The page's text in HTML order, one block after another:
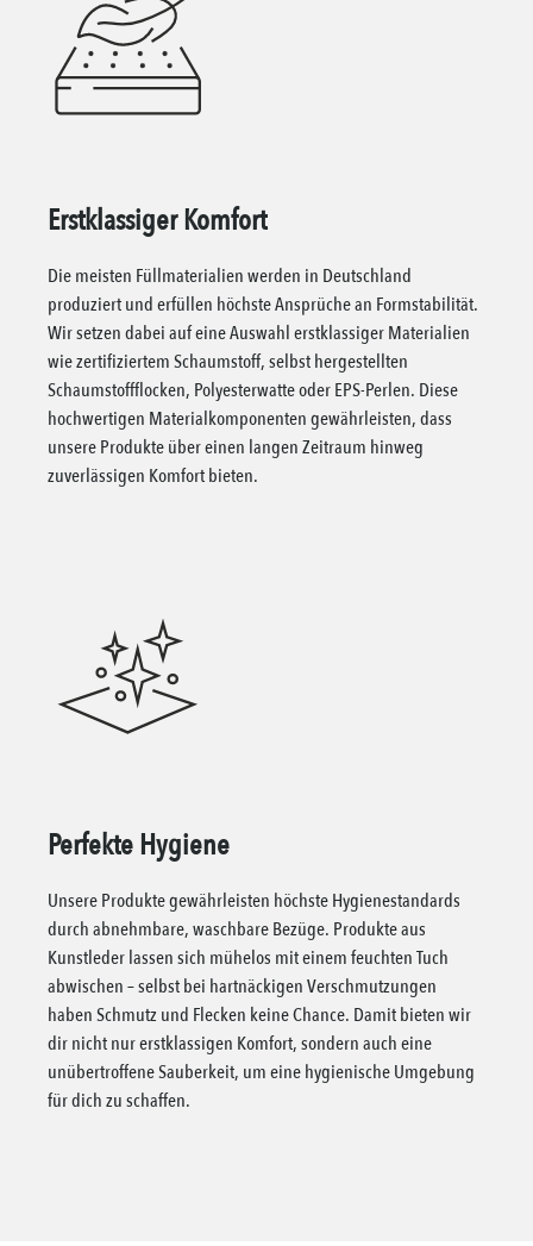
Erstklassiger Komfort
Die meisten Füllmaterialien werden in Deutschland
produziert und erfüllen höchste Ansprüche an Formstabilität.
Wir setzen dabei auf eine Auswahl erstklassiger Materialien
wie zertifiziertem Schaumstoff, selbst hergestellten
Schaumstoffflocken, Polyesterwatte oder EPS-Perlen. Diese
hochwertigen Materialkomponenten gewährleisten, dass
unsere Produkte über einen langen Zeitraum hinweg
zuverlässigen Komfort bieten.
Perfekte Hygiene
Unsere Produkte gewährleisten höchste Hygienestandards
durch abnehmbare, waschbare Bezüge. Produkte aus
Kunstleder lassen sich mühelos mit einem feuchten Tuch
abwischen – selbst bei hartnäckigen Verschmutzungen
haben Schmutz und Flecken keine Chance. Damit bieten wir
dir nicht nur erstklassigen Komfort, sondern auch eine
unübertroffene Sauberkeit, um eine hygienische Umgebung
für dich zu schaffen.